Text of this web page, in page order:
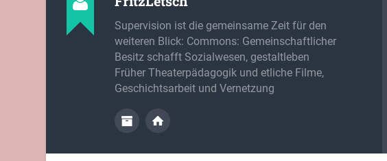
Supervision ist die gemeinsame Zeit für den
weiteren Blick: Commons: Gemeinschaftlicher
Besitz schafft Sozialwesen, gestaltleben
Früher Theaterpädagogik und etliche Filme,
Geschichtsarbeit und Vernetzung